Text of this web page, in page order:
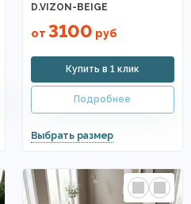
D.VIZON-BEIGE
от 3100 руб